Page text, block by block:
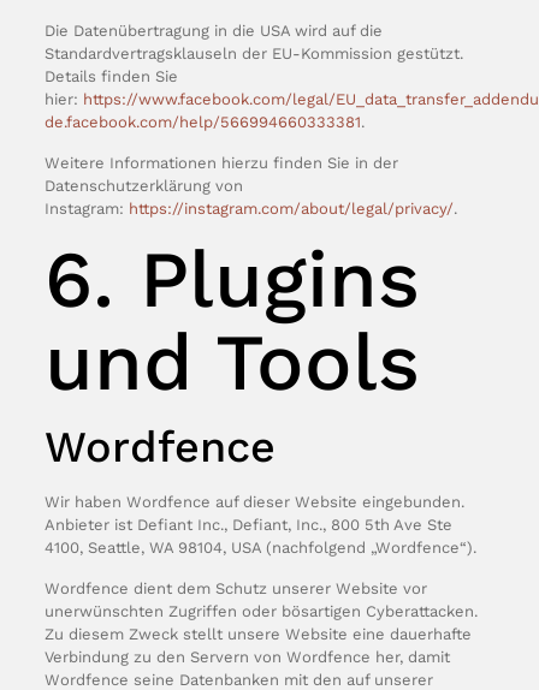
Die Datenübertragung in die USA wird auf die
Standardvertragsklauseln der EU-Kommission gestützt.
Details finden Sie
hier: https://www.facebook.com/legal/
de.facebook.com/help/566994660333381.
Weitere Informationen hierzu finden Sie in der
Datenschutzerklärung von
Instagram: https://instagram.com/about/legal/privacy/.
6. Plugins
und Tools
Wordfence
Wir haben Wordfence auf dieser Website eingebunden.
Anbieter ist Defiant Inc., Defiant, Inc., 800 5th Ave Ste
4100, Seattle, WA 98104, USA (nachfolgend „Wordfence“).
Wordfence dient dem Schutz unserer Website vor
unerwünschten Zugriffen oder bösartigen Cyberattacken.
Zu diesem Zweck stellt unsere Website eine dauerhafte
Verbindung zu den Servern von Wordfence her, damit
Wordfence seine Datenbanken mit den auf unserer